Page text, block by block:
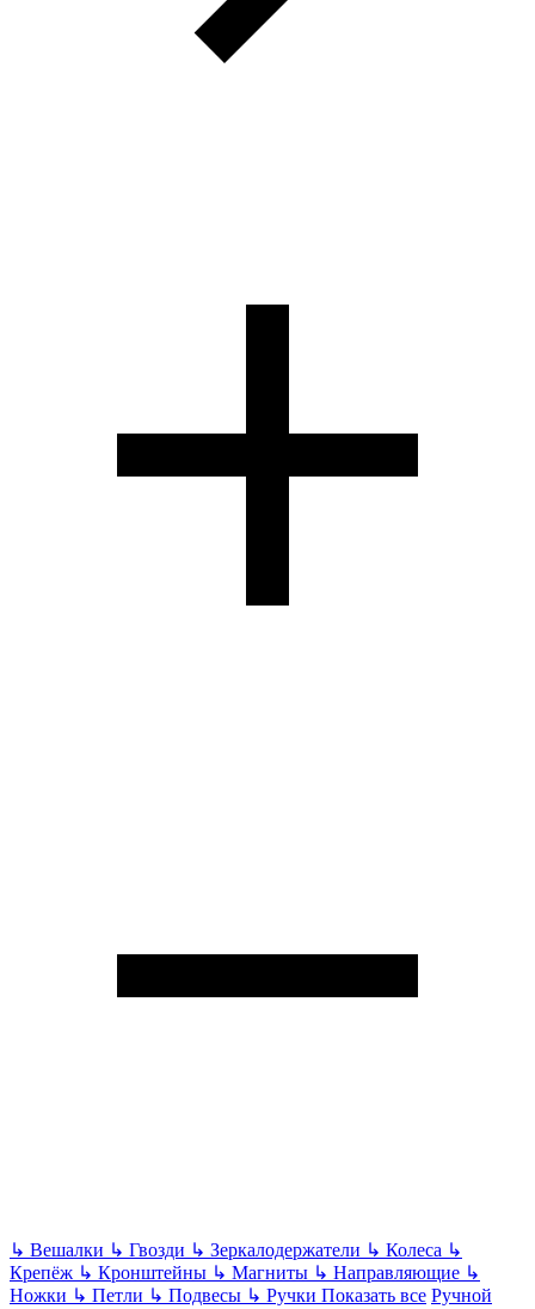
↳ Вешалки ↳ Гвозди ↳ Зеркалодержатели ↳ Колеса ↳
Крепёж ↳ Кронштейны ↳ Магниты ↳ Направляющие ↳
Ножки ↳ Петли ↳ Подвесы ↳ Ручки Показать все Ручной